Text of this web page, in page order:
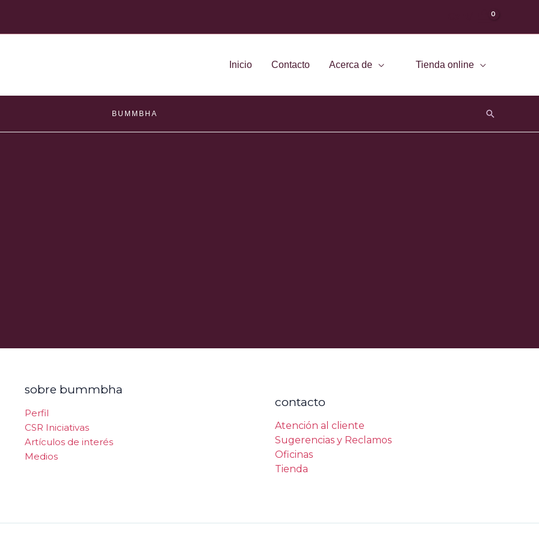
Inicio Contacto Acerca de Tienda online
BUMMBHA Buscar
sobre bummbha
Perfil
CSR Iniciativas
Artículos de interés
Medios
contacto
Atención al cliente
Sugerencias y Reclamos
Oficinas
Tienda